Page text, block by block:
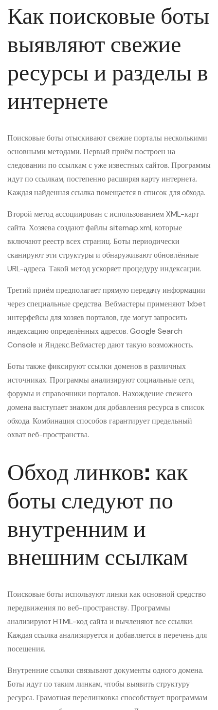
Как поисковые боты
выявляют свежие
ресурсы и разделы в
интернете
Поисковые боты отыскивают свежие порталы несколькими
основными методами. Первый приём построен на
следовании по ссылкам с уже известных сайтов. Программы
идут по ссылкам, постепенно расширяя карту интернета.
Каждая найденная ссылка помещается в список для обхода.
Второй метод ассоциирован с использованием XML-карт
сайта. Хозяева создают файлы sitemap.xml, которые
включают реестр всех страниц. Боты периодически
сканируют эти структуры и обнаруживают обновлённые
URL-адреса. Такой метод ускоряет процедуру индексации.
Третий приём предполагает прямую передачу информации
через специальные средства. Вебмастеры применяют 1xbet
интерфейсы для хозяев порталов, где могут запросить
индексацию определённых адресов. Google Search
Console и Яндекс.Вебмастер дают такую возможность.
Боты также фиксируют ссылки доменов в различных
источниках. Программы анализируют социальные сети,
форумы и справочники порталов. Нахождение свежего
домена выступает знаком для добавления ресурса в список
обхода. Комбинация способов гарантирует предельный
охват веб-пространства.
Обход линков: как
боты следуют по
внутренним и
внешним ссылкам
Поисковые боты используют линки как основной средство
передвижения по веб-пространству. Программы
анализируют HTML-код сайта и вычленяют все ссылки.
Каждая ссылка анализируется и добавляется в перечень для
посещения.
Внутренние ссылки связывают документы одного домена.
Боты идут по таким линкам, чтобы выявить структуру
ресурса. Грамотная перелинковка способствует программам